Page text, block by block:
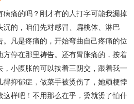
病痛的吗？刚才有的人打字可能我漏掉
沉的，咱们先对感冒、扁桃体、淋巴
凡是疼痛的，开始弯曲自己疼痛的位
方停在那里祷告。还有胃胀痛的，按着
小腹胀的可以按着三阴交，跟着我一
得抑郁症，做菜手被烫伤了，她顽梗悖
这样吧！不用那么在乎，烫就烫了怕什